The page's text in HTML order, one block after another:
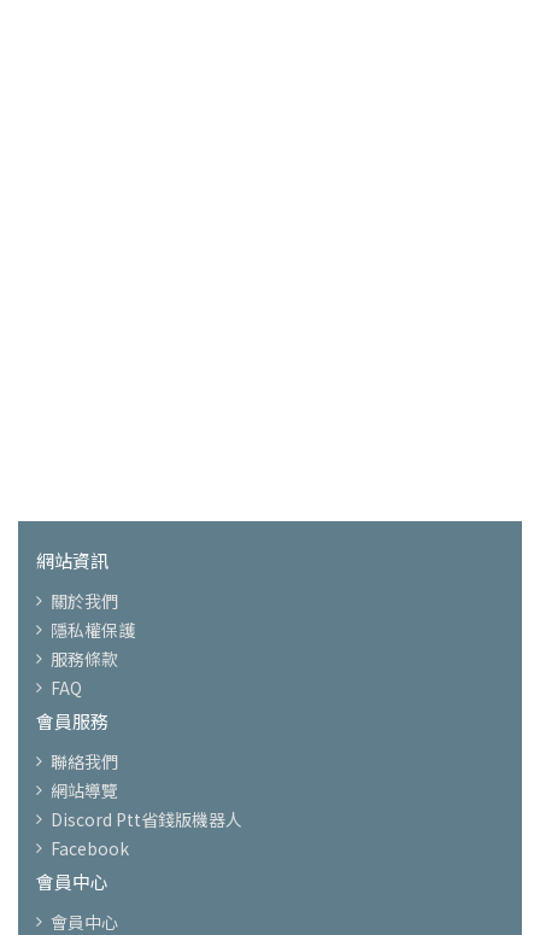
網站資訊
關於我們
隱私權保護
服務條款
FAQ
會員服務
聯絡我們
網站導覽
Discord Ptt省錢版機器人
Facebook
會員中心
會員中心